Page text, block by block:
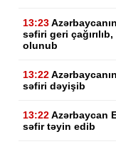
13:23
səfiri geri
olunub
13:22
səfiri dəyişib
13:22 Azərbaycan
səfir təyin edib